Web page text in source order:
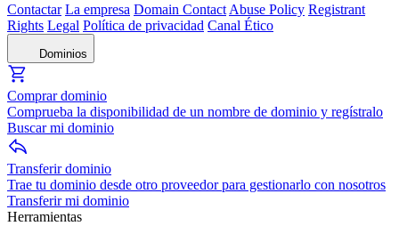
Contactar La empresa Domain Contact Abuse Policy Registrant
Rights Legal Política de privacidad Canal Ético
Dominios
Comprar dominio
Comprueba la disponibilidad de un nombre de dominio y regístralo
Buscar mi dominio
Transferir dominio
Trae tu dominio desde otro proveedor para gestionarlo con nosotros
Transferir mi dominio
Herramientas